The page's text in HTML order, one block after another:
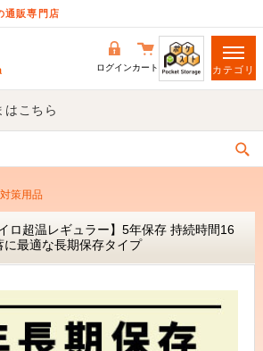
通販専門店
ログインカート カテゴリ
はこちら
策用品
ロ超温レギュラー】5年保存 持続時間16
最適な長期保存タイプ